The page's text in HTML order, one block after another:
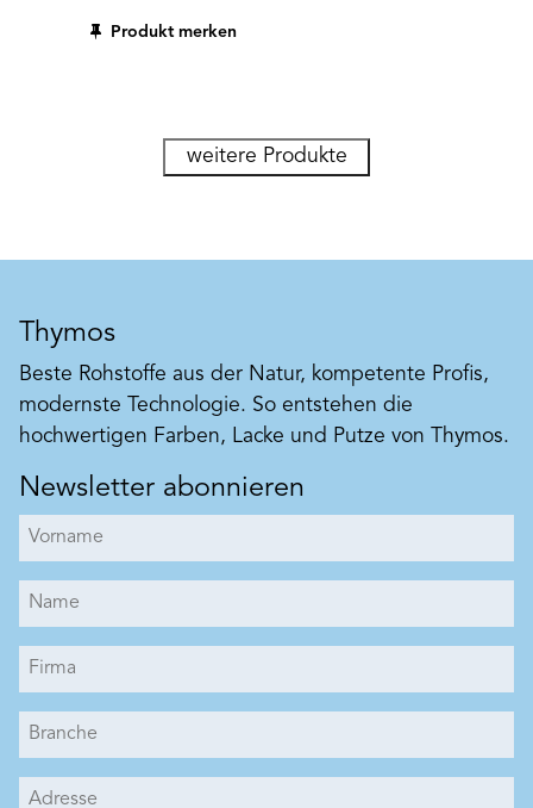
brauchen wir Schönheit. Die
den Einwirkungen des Betons, die von den
meisten Menschen als unangenehm und
Pneumatit®-Technologie für Beton-Neubauten
werden.
Produkt merken
Art. Nr. BK11790653
Abschirmfarbe BEECK
Abschirmfarbe lässt sich diese Dauerbelastung
vermeiden. Sie ermöglicht eine
Prüfzeugnis. BEECK Abschirmfarbe ist das
erste Produkt dieser Art auf Silikatbasis.
weitere Produkte
Thymos
Beste Rohstoffe aus der Natur, kompetente Profis,
modernste Technologie. So entstehen die
hochwertigen Farben, Lacke und Putze von Thymos.
Newsletter abonnieren